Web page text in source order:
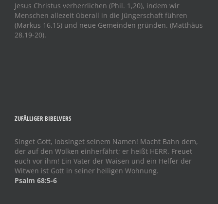
Jesus Christus verherrlichen (Phil. 1,20), indem wir
Menschen allezeit überall in die Jüngerschaft führen
(Markus 16,15) und neue Gemeinden gründen. (Matthäus
28,19-20).
ZUFÄLLIGER BIBELVERS
Singet Gott, lobsinget seinem Namen! Macht Bahn dem,
der auf den Wolken einherfährt; er heißt HERR. Freuet
euch vor ihm! Ein Vater der Waisen und ein Helfer der
Witwen ist Gott in seiner heiligen Wohnung.
Psalm 68:5-6